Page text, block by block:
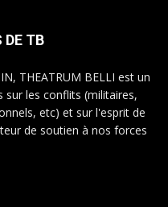
DE TB
THEATRUM BELLI est un
les conflits (militaires,
etc) et sur l'esprit de
de soutien à nos forces